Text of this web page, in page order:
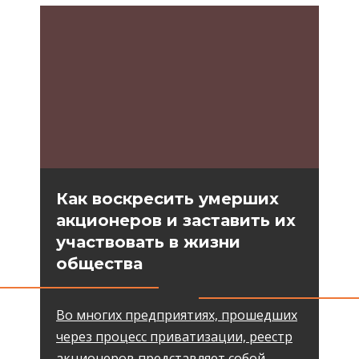
Как воскресить умерших
акционеров и заставить их
участвовать в жизни
общества
Во многих предприятиях, прошедших
через процесс приватизации, реестр